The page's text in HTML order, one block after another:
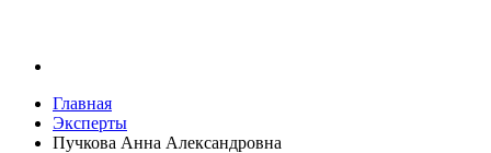
Главная
Эксперты
Пучкова Анна Александровна